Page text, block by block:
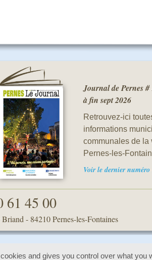
Journal de Pernes
à fin sept 2026
Retrouvez-ici
informations
communales de la
Pernes-les-
Voir le dernier numéro
61 45 00
- 84210 Pernes-les-Fontaines
and gives you control over what you